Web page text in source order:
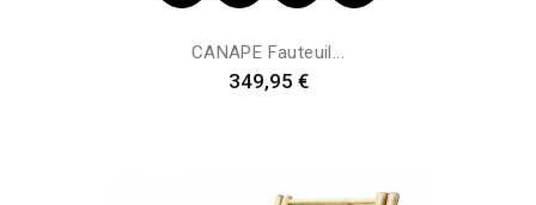
CANAPE Fauteuil...
Prix
349,95 €